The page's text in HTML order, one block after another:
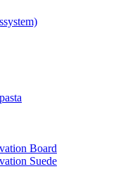
Board
Suede